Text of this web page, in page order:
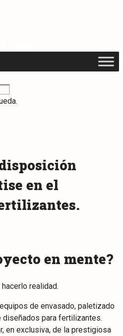
en el
en mente?
realidad.
de envasado, paletizado
para fertilizantes.
en exclusiva, de la prestigiosa